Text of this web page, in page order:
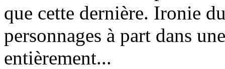
que cette dernière. Ironie
personnages à part dans
entièrement...